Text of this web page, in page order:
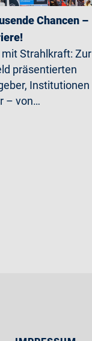
Chancen –
Strahlkraft: Zur
präsentierten
Institutionen
– von…